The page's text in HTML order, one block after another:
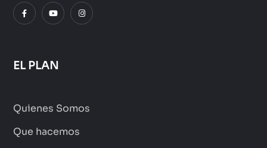
EL PLAN
Quienes Somos
Que hacemos